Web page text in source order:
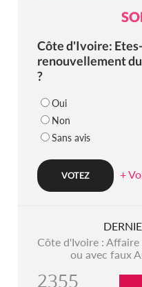
Côte d'Ivoire:
renouvellement
?
Oui
Non
Sans avis
+
Côte d'Ivoire :
ou avec faux
2355